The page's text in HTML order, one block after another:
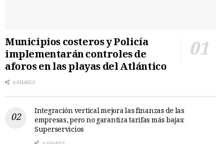
Municipios costeros y Policía
implementarán controles de
aforos en las playas del Atlántico
0 SHARES
Integración vertical mejora las finanzas de las
empresas, pero no garantiza tarifas más bajas:
Superservicios